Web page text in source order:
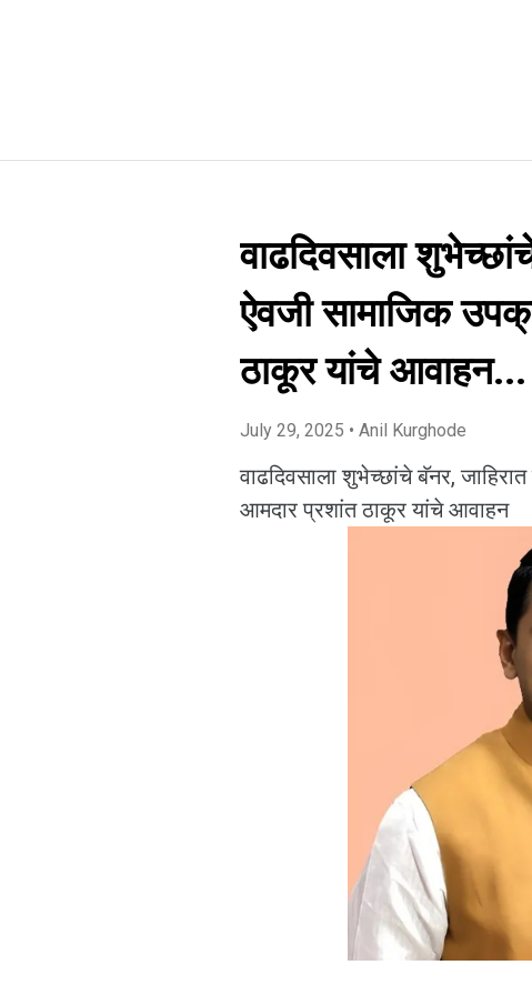
वाढदिवसाला
ऐवजी सामाजिक
ठाकूर यांचे आवाहन...
July 29, 2025 • Anil Kurghode
वाढदिवसाला शुभेच्छांचे बॅनर,
आमदार प्रशांत ठाकूर यांचे आवाहन